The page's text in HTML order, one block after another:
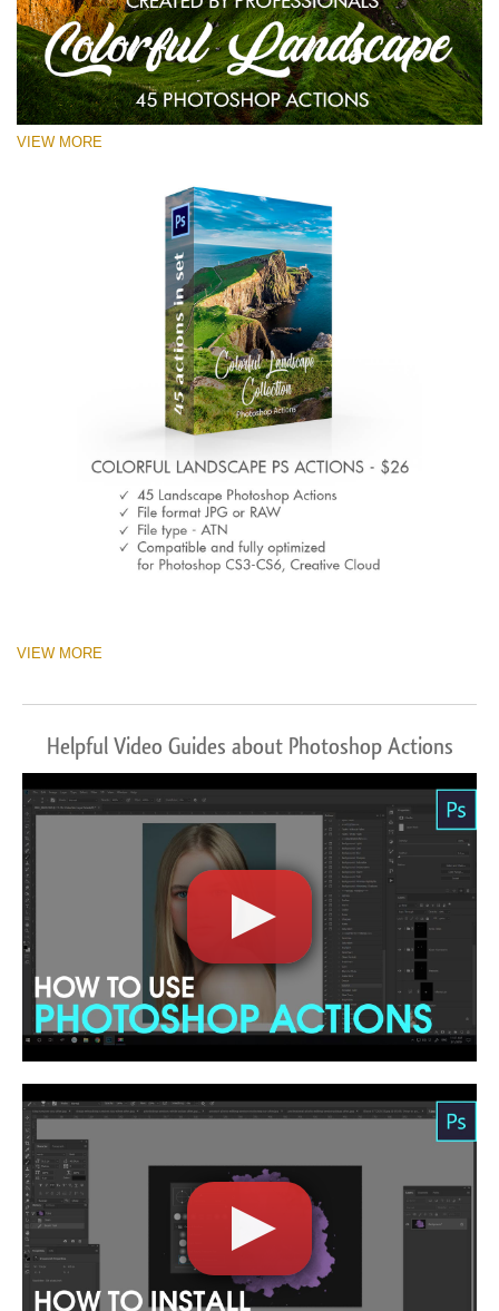
VIEW MORE
VIEW MORE
Helpful Video Guides about Photoshop Actions